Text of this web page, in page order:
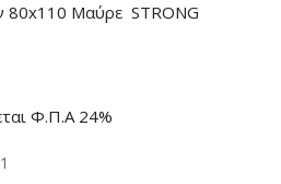
80x110 Μαύρε STRONG
Φ.Π.Α 24%